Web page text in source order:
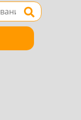
Найти